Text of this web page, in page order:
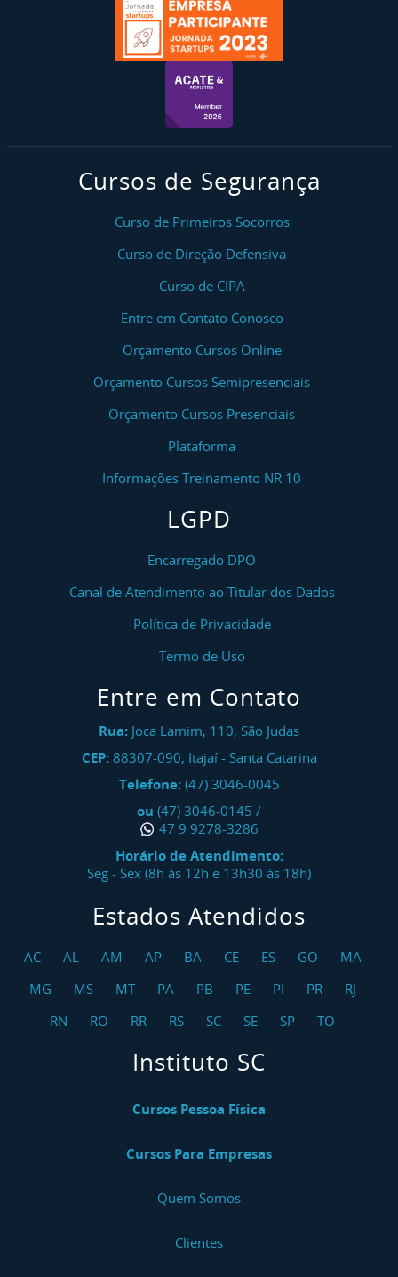
Cursos de Segurança
Curso de Primeiros Socorros
Curso de Direção Defensiva
Curso de CIPA
Entre em Contato Conosco
Orçamento Cursos Online
Orçamento Cursos Semipresenciais
Orçamento Cursos Presenciais
Plataforma
Informações Treinamento NR 10
LGPD
Encarregado DPO
Canal de Atendimento ao Titular dos Dados
Política de Privacidade
Termo de Uso
Entre em Contato
Rua: Joca Lamim, 110, São Judas
CEP: 88307-090, Itajaí- Santa Catarina
Telefone: (47) 3046-0045
ou (47) 3046-0145 /
47 9 9278-3286
Horário de Atendimento:
Seg - Sex (8h às 12h e 13h30 às 18h)
Estados Atendidos
AC AL AM AP BA CE ES GO
MA
MG
MS MT PA PB PE PI PR
RJ
RN
RO RR RS SC SE SP TO
Instituto SC
Cursos Pessoa Física
Cursos Para Empresas
Quem Somos
Clientes